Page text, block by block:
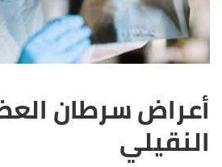
أعراض سرطان
النقيلي